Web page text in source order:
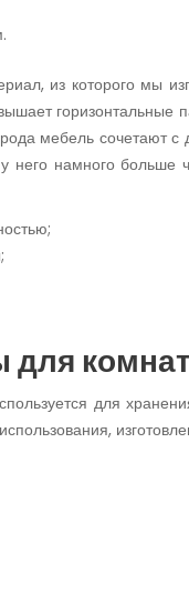
из которого мы
мебель сочетают
намного больше
для
для